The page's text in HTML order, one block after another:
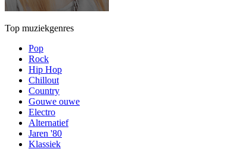
Top muziekgenres
Pop
Rock
Hip Hop
Chillout
Country
Gouwe ouwe
Electro
Alternatief
Jaren '80
Klassiek